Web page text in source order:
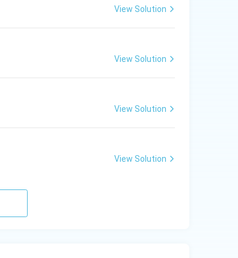
View Solution
View Solution
View Solution
View Solution